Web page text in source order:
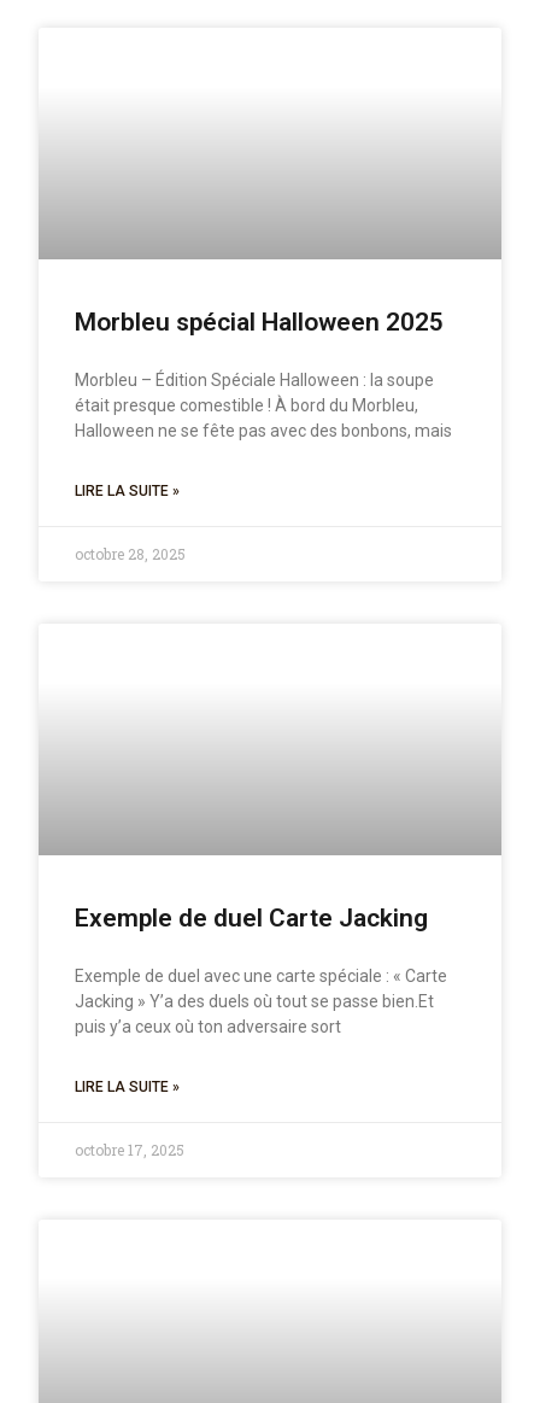
Morbleu spécial Halloween 2025
Morbleu – Édition Spéciale Halloween : la soupe
était presque comestible ! À bord du Morbleu,
Halloween ne se fête pas avec des bonbons, mais
LIRE LA SUITE »
octobre 28, 2025
Exemple de duel Carte Jacking
Exemple de duel avec une carte spéciale : « Carte
Jacking » Y’a des duels où tout se passe bien.Et
puis y’a ceux où ton adversaire sort
LIRE LA SUITE »
octobre 17, 2025